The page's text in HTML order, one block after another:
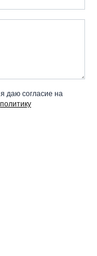
даю согласие на
политику